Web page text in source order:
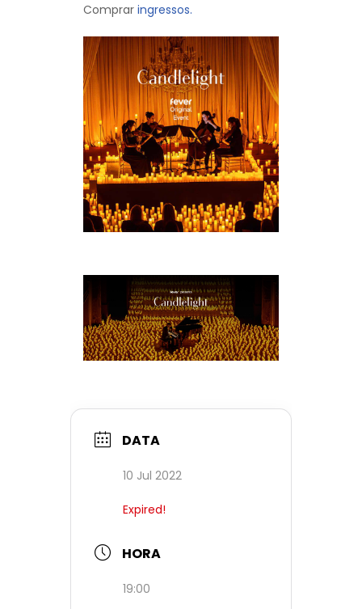
Comprar ingressos.
DATA
10 Jul 2022
Expired!
HORA
19:00